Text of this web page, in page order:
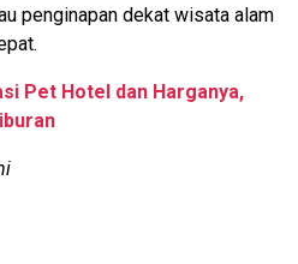
penginapan dekat wisata alam
Pet Hotel dan Harganya,